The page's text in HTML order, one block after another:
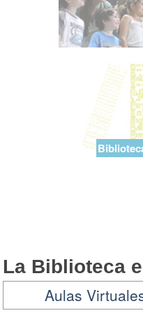
La Biblioteca
Aulas